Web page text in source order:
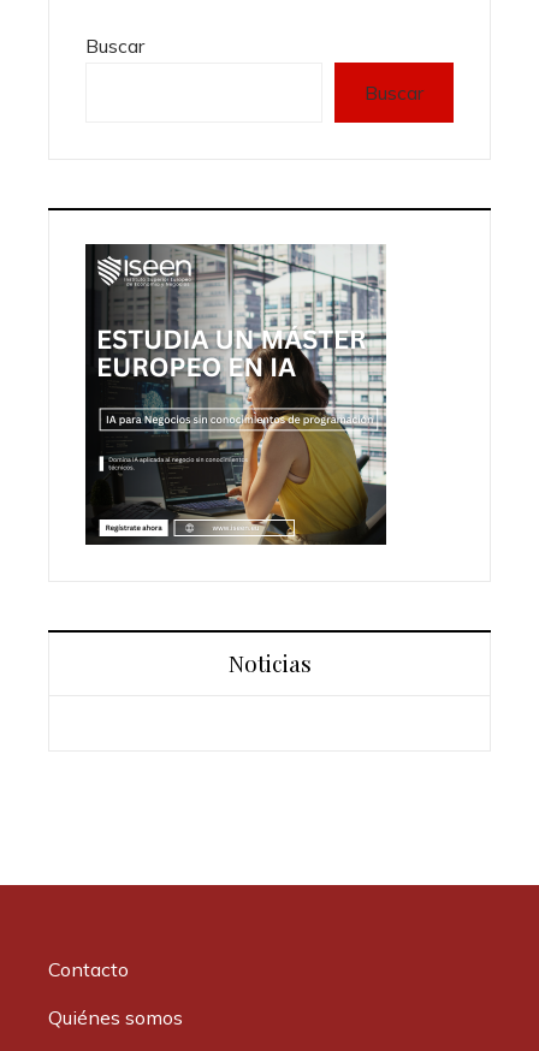
Buscar
Buscar
Noticias
Contacto
Quiénes somos